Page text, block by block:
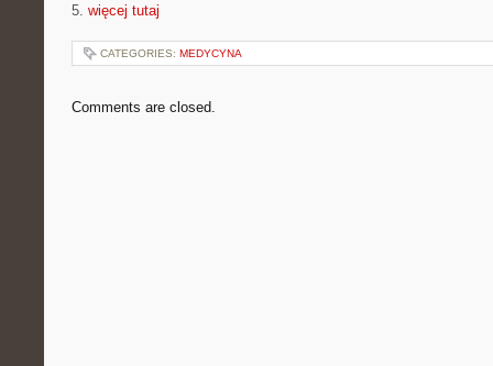
5. więcej tutaj
CATEGORIES: MEDYCYNA
Comments are closed.